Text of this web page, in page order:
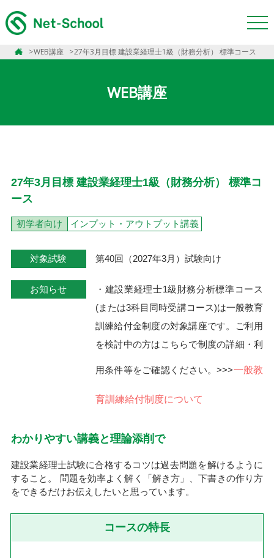
WEB講座 27年3月目標 建設業経理士1級（財務分析） 標準コース
WEB講座
27年3月目標 建設業経理士1級（財務分析） 標準コ
ース
初学者向け インプット・アウトプット講義
対象試験 第40回（2027年3月）試験向け
お知らせ
・建設業経理士1級財務分析標準コース
(または3科目同時受講コース)は一般教育
訓練給付金制度の対象講座です。ご利用
を検討中の方はこちらで制度の詳細・利
用条件等をご確認ください。>>>一般教
育訓練給付制度について
わかりやすい講義と理論添削で
建設業経理士試験に合格するコツは過去問題を解けるように
すること。 問題を効率よく解く「解き方」、下書きの作り方
をできるだけお伝えしたいと思っています。
コースの特長